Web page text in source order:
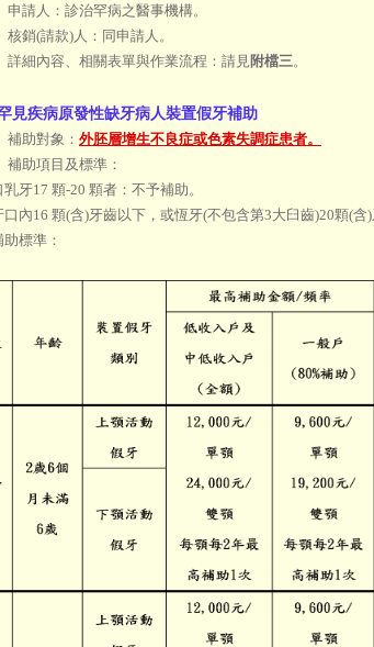
申請人：診治罕病之醫事機構。
核銷(請款)人：同申請人。
詳細內容、相關表單與作業流程：請見附檔三。
見疾病原發性缺牙病人裝置假牙補助
補助對象： 外胚層增生不良症或色素失調症患者。
補助項目及標準：
乳牙17 顆-20 顆者：不予補助。
口內16 顆(含)牙齒以下，或恆牙(不包含第3大臼齒)20顆(
標準：